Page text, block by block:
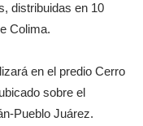
distribuidas en 10
Colima.
en el predio Cerro
sobre el
Pueblo Juárez.